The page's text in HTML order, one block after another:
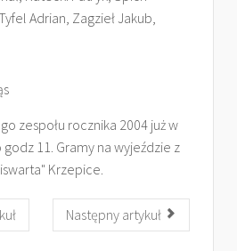
Adrian, Zagzieł Jakub,
zespołu rocznika 2004 już w
11. Gramy na wyjeździe z
Krzepice.
Następny artykuł